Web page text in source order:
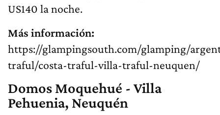
US140 la noche.
Más información:
https://glampingsouth.com/glamping/
traful/costa-traful-villa-traful-neuquen/
Domos Moquehué - Villa
Pehuenia, Neuquén